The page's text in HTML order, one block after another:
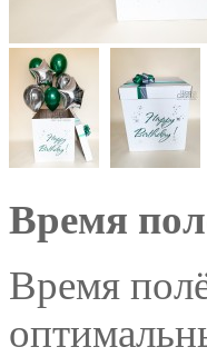
Время
Время